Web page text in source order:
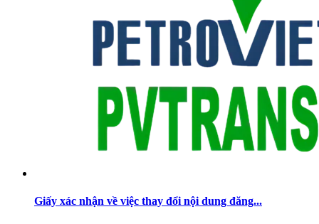
Giấy xác nhận về việc thay đổi nội dung đăng...